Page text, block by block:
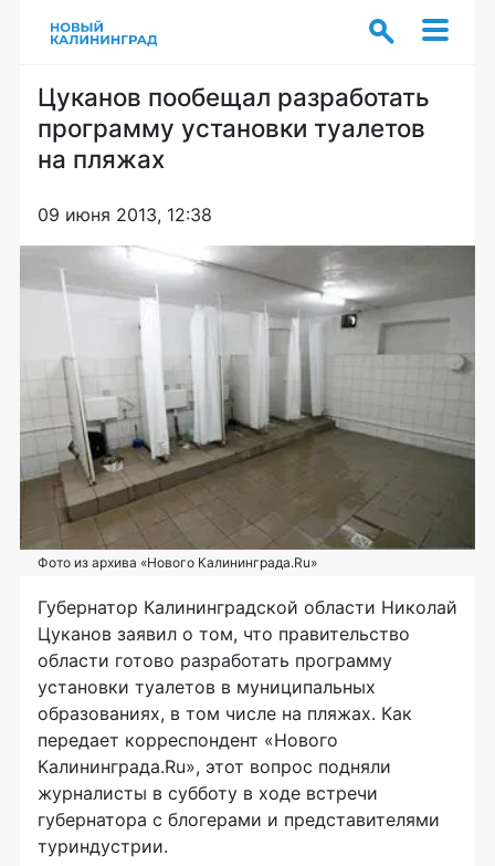
Цуканов пообещал разработать
программу установки туалетов
на пляжах
09 июня 2013, 12:38
Фото из архива «Нового Калининграда.Ru»
Губернатор Калининградской области Николай
Цуканов заявил о том, что правительство
области готово разработать программу
установки туалетов в муниципальных
образованиях, в том числе на пляжах. Как
передает корреспондент «Нового
Калининграда.Ru», этот вопрос подняли
журналисты в субботу в ходе встречи
губернатора с блогерами и представителями
туриндустрии.